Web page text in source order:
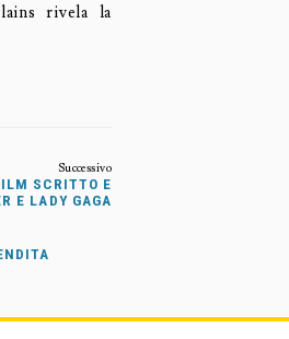
rivela la
SCRITTO E
E LADY GAGA